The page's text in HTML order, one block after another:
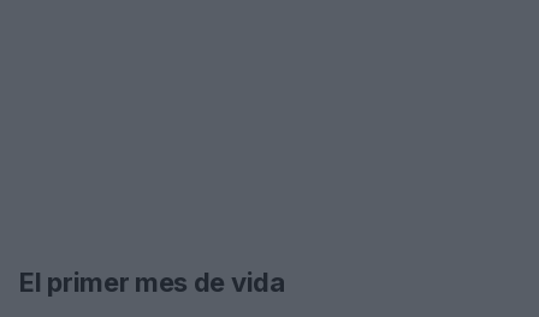
El primer mes de vida